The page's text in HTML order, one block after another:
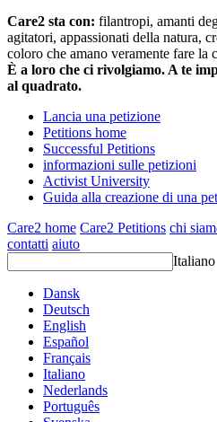
Care2 sta con: filantropi, amanti
agitatori, appassionati della natura,
coloro che amano veramente fare la
È a loro che ci rivolgiamo. A te
al quadrato.
Lancia una petizione
Petitions home
Successful Petitions
informazioni sulle petizioni
Activist University
Guida alla creazione di una
Care2 home Care2 Petitions chi
contatti aiuto
Italiano
Dansk
Deutsch
English
Español
Français
Italiano
Nederlands
Português